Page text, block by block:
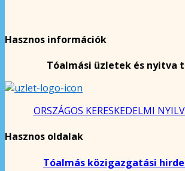
Hasznos információk
Tóalmási üzletek és nyitva
ORSZÁGOS KERESKEDELMI
Hasznos oldalak
Tóalmás közigazgatási